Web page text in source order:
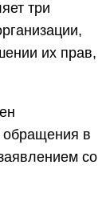
три
их прав,
обращения в
со